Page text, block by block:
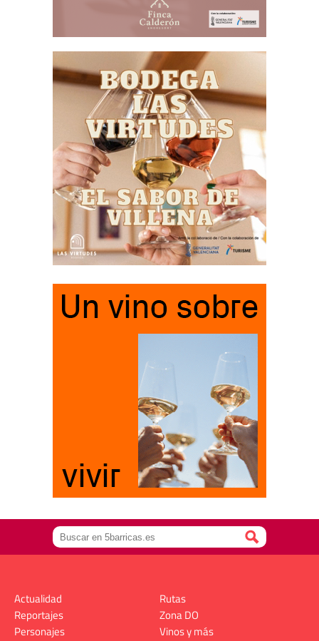
Actualidad
Reportajes
Personajes
Rutas
Zona DO
Vinos y más